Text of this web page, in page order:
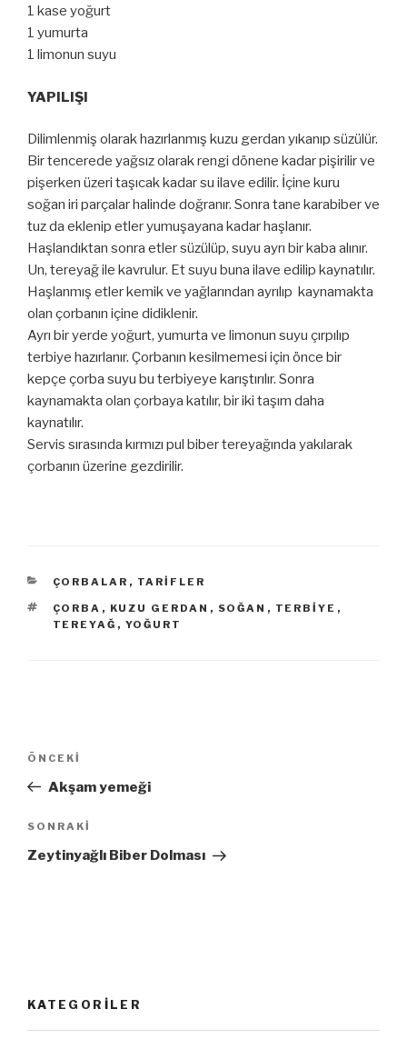
1 kase yoğurt
1 yumurta
1 limonun suyu
YAPILIŞI
Dilimlenmiş olarak hazırlanmış kuzu gerdan yıkanıp süzülür.
Bir tencerede yağsız olarak rengi dönene kadar pişirilir ve
pişerken üzeri taşıcak kadar su ilave edilir. İçine kuru
soğan iri parçalar halinde doğranır. Sonra tane karabiber ve
tuz da eklenip etler yumuşayana kadar haşlanır.
Haşlandıktan sonra etler süzülüp, suyu ayrı bir kaba alınır.
Un, tereyağ ile kavrulur. Et suyu buna ilave edilip kaynatılır.
Haşlanmış etler kemik ve yağlarından ayrılıp kaynamakta
olan çorbanın içine didiklenir.
Ayrı bir yerde yoğurt, yumurta ve limonun suyu çırpılıp
terbiye hazırlanır. Çorbanın kesilmemesi için önce bir
kepçe çorba suyu bu terbiyeye karıştırılır. Sonra
kaynamakta olan çorbaya katılır, bir iki taşım daha
kaynatılır.
Servis sırasında kırmızı pul biber tereyağında yakılarak
çorbanın üzerine gezdirilir.
KATEGORILER
ÇORBALAR , TARIFLER
ETIKETLER
ÇORBA , KUZU GERDAN , SOĞAN , TERBIYE ,
TEREYAĞ , YOĞURT
Yazı
Önceki
Yazı
ÖNCEKI
Akşam yemeği
Sonraki
Yazı
SONRAKI
Zeytinyağlı Biber Dolması
KATEGORILER